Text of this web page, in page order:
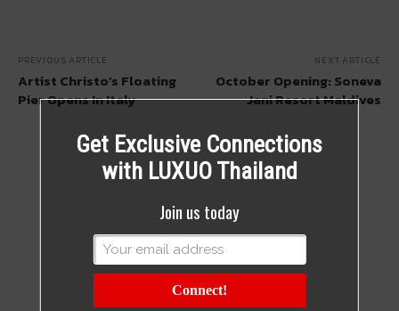
PREVIOUS ARTICLE
Artist Christo’s Floating
Pier Opens In Italy
NEXT ARTICLE
October Opening: Soneva
Jani Resort Maldives
Get Exclusive Connections
with LUXUO Thailand
Join us today
Connect!